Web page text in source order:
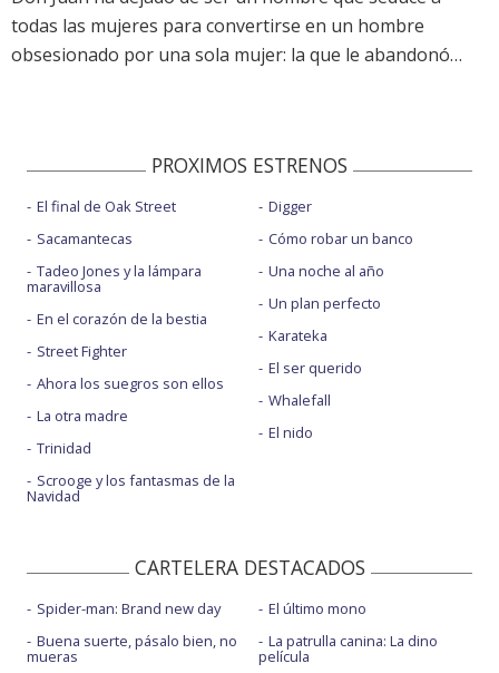
todas las mujeres para convertirse en un hombre
obsesionado por una sola mujer: la que le abandonó…
PROXIMOS ESTRENOS
El final de Oak Street
Sacamantecas
Tadeo Jones y la lámpara
maravillosa
En el corazón de la bestia
Street Fighter
Ahora los suegros son ellos
La otra madre
Trinidad
Scrooge y los fantasmas de la
Navidad
Digger
Cómo robar un banco
Una noche al año
Un plan perfecto
Karateka
El ser querido
Whalefall
El nido
CARTELERA DESTACADOS
Spider-man: Brand new day
Buena suerte, pásalo bien, no
mueras
El último mono
La patrulla canina: La dino
película